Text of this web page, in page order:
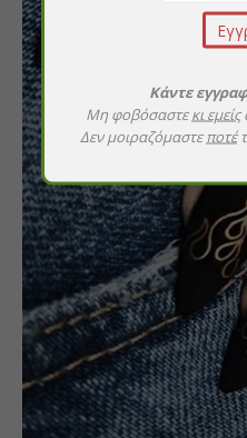
Κάντε
Μη φοβόσαστεκι εμείς
Δεν μοιραζόμαστε ποτέ